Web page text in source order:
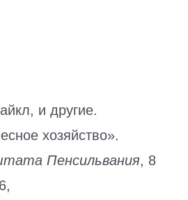
и другие.
хозяйство».
Пенсильвания, 8